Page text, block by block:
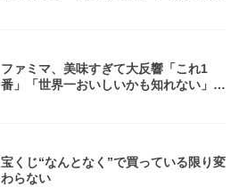
ファミマ、美味すぎて大反響「これ1
番」「世界一おいしいかも知れない」
宝くじ“なんとなく”で買っている限り変
わらない